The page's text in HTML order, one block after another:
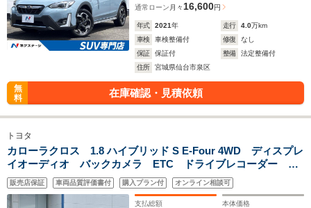
通常ローン 月々 16,600円
年式 2021年 走行 4.0万km
車検
車検整備付 修復
なし
保証
保証付 整備
法定整備付
住所
宮城県仙台市泉区
無
料
在庫確認・見積依頼
トヨタ
カローラクロス 1.8 ハイブリッド S E-Four 4WD ディスプレ
イオーディオ バックカメラ ETC ドライブレコーダー ル
ーフレール LEDヘッドライト AppleCarPlay ファブリック
シート セーフティセンス レーダークルーズ 禁煙車
販売店保証 車両品質評価書付 購入プラン付 オンライン相談可
支払総額 本体価格